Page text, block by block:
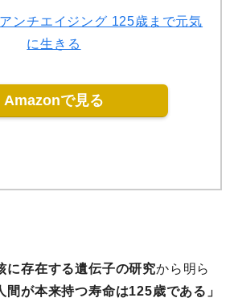
ンチエイジング 125歳まで元気
に生きる
Amazonで見る
に存在する遺伝子の研究から明ら
間が本来持つ寿命は125歳である」